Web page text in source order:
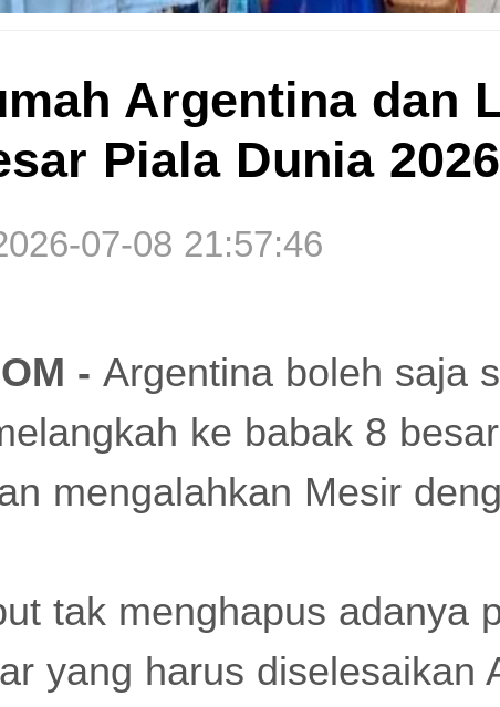
Argentina dan
Piala Dunia 2026
07-08 21:57:46
- Argentina boleh saja
ke babak 8
mengalahkan Mesir
tak menghapus adanya
yang harus diselesaikan